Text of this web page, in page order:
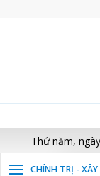
Thứ năm,
CHÍNH TRỊ -